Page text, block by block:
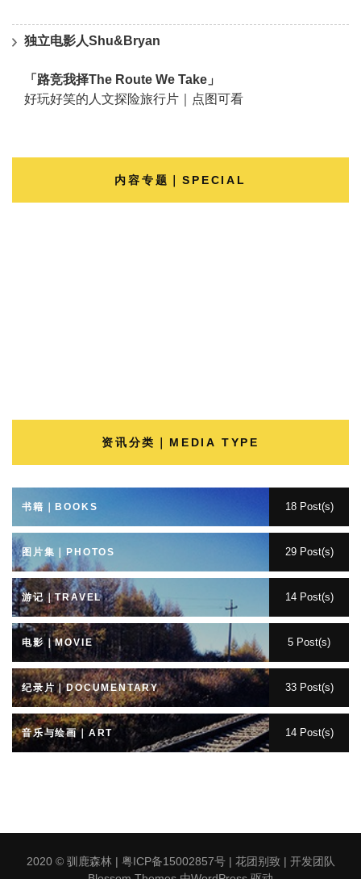
独立电影人Shu&Bryan
「路竞我择The Route We Take」
好玩好笑的人文探险旅行片｜点图可看
内容专题｜SPECIAL
资讯分类｜MEDIA TYPE
书籍｜BOOKS 18 Post(s)
图片集｜PHOTOS 29 Post(s)
游记｜TRAVEL 14 Post(s)
电影｜MOVIE 5 Post(s)
纪录片｜DOCUMENTARY 33 Post(s)
音乐与绘画｜ART 14 Post(s)
2020 © 驯鹿森林| 粤ICP备15002857号| 花团别致 | 开发团队